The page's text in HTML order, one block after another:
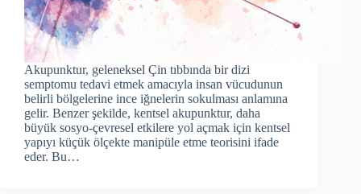
Akupunktur, geleneksel Çin tıbbında bir dizi
semptomu tedavi etmek amacıyla insan vücudunun
belirli bölgelerine ince iğnelerin sokulması anlamına
gelir. Benzer şekilde, kentsel akupunktur, daha
büyük sosyo-çevresel etkilere yol açmak için kentsel
yapıyı küçük ölçekte manipüle etme teorisini ifade
eder. Bu…